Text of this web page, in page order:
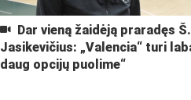
Dar vieną žaidėją praradęs Š.
Jasikevičius: „Valencia“ turi
daug opcijų puolime“